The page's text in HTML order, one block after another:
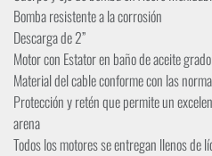
Bomba resistente a la corrosión
Descarga de 2”
Motor con Estator en baño de aceite
Material del cable conforme con las
Protección y retén que permite un
arena
Todos los motores se entregan llenos de